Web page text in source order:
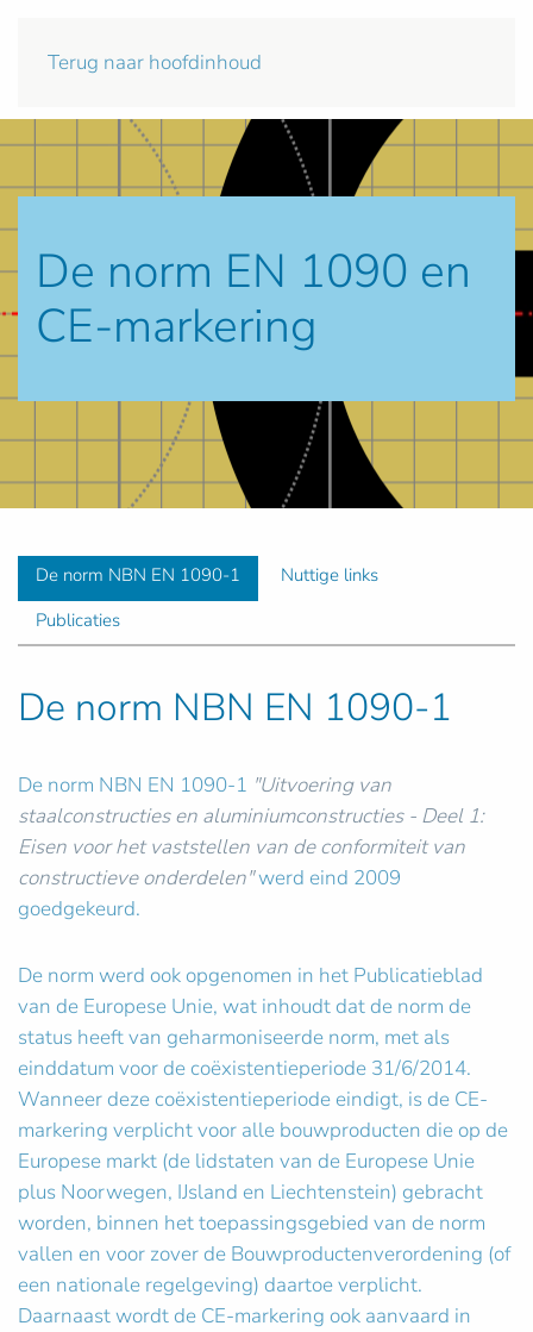
Terug naar hoofdinhoud
De norm EN 1090 en
CE-markering
De norm NBN EN 1090-1
Nuttige links
Publicaties
De norm NBN EN 1090-1
De norm NBN EN 1090-1 "Uitvoering van
staalconstructies en aluminiumconstructies - Deel 1:
Eisen voor het vaststellen van de conformiteit van
constructieve onderdelen"werd eind 2009
goedgekeurd.
De norm werd ook opgenomen in het Publicatieblad
van de Europese Unie, wat inhoudt dat de norm de
status heeft van geharmoniseerde norm, met als
einddatum voor de coëxistentieperiode 31/6/2014.
Wanneer deze coëxistentieperiode eindigt, is de CE-
markering verplicht voor alle bouwproducten die op de
Europese markt (de lidstaten van de Europese Unie
plus Noorwegen, IJsland en Liechtenstein) gebracht
worden, binnen het toepassingsgebied van de norm
vallen en voor zover de Bouwproductenverordening (of
een nationale regelgeving) daartoe verplicht.
Daarnaast wordt de CE-markering ook aanvaard in